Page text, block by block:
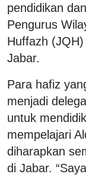
pendidikan
Pengurus
Huffazh
Jabar.
Para hafiz
menjadi
untuk
mempelajari
diharapkan
di Jabar.